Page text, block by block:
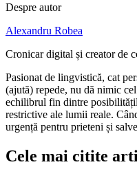
Despre autor
Alexandru Robea
Cronicar digital și creator de
Pasionat de lingvistică, cat
(ajută) repede, nu dă nimic
echilibrul fin dintre
restrictive ale lumii reale.
urgență pentru prieteni și
Cele mai citite